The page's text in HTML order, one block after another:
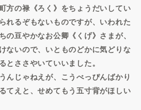
方の禄《ろく》をちょうだいしてい
れるぞもないものですが、いわれた
の豆やかなお公卿《くげ》さまが、
ないので、いとものどかに気どりな
とささやいていいました。
んじゃねえが、こうべっぴんばかり
てえと、せめてもう五寸背がほしい